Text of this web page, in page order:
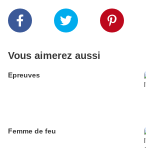
Vous aimerez aussi
Epreuves
Femme de feu